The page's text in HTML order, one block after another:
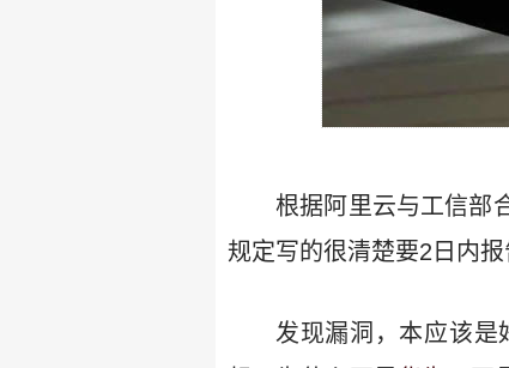
根据阿里云与工信部
规定写的很清楚要2日内
发现漏洞，本应该是